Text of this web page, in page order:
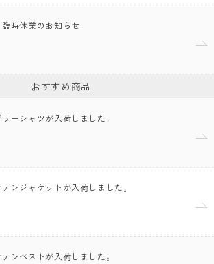
時休業のお知らせ
おすすめ商品
ーシャツが入荷しました。
ンジャケットが入荷しました。
ンベストが入荷しました。